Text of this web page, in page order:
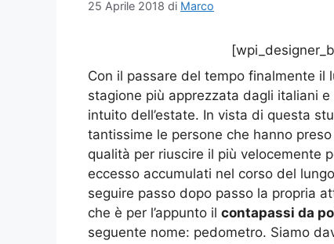
25 Aprile 2018 di Marco
Con il passare del tempo finalmente il
stagione più apprezzata dagli italiani
intuito dell’estate. In vista di questa
tantissime le persone che hanno
qualità per riuscire il più velocemente
eccesso accumulati nel corso del
seguire passo dopo passo la propria
che è per l’appunto il contapassi da
seguente nome: pedometro. Siamo